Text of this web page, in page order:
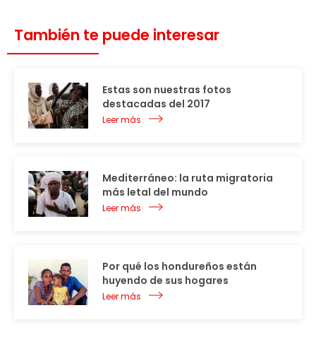
También te puede interesar
Estas son nuestras fotos
destacadas del 2017
Leer más
Mediterráneo: la ruta migratoria
más letal del mundo
Leer más
Por qué los hondureños están
huyendo de sus hogares
Leer más